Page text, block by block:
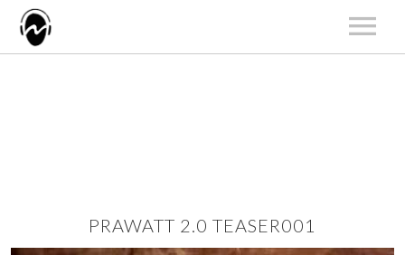
PRAWATT 2.0 TEASER001